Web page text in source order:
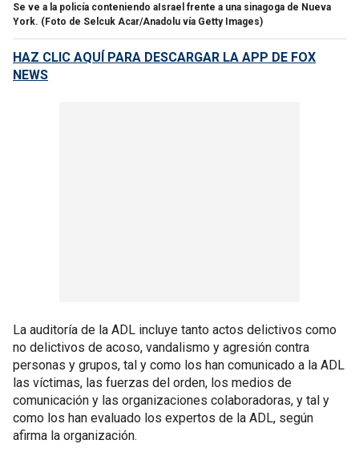
Se ve a la policía conteniendo aIsrael frente a una sinagoga de Nueva
York. (Foto de Selcuk Acar/Anadolu vía Getty Images)
HAZ CLIC AQUÍ PARA DESCARGAR LA APP DE FOX
NEWS
La auditoría de la ADL incluye tanto actos delictivos como
no delictivos de acoso, vandalismo y agresión contra
personas y grupos, tal y como los han comunicado a la ADL
las víctimas, las fuerzas del orden, los medios de
comunicación y las organizaciones colaboradoras, y tal y
como los han evaluado los expertos de la ADL, según
afirma la organización.